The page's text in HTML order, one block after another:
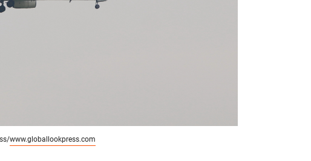
www.globallookpress.com